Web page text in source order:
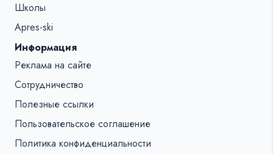
Школы
Apres-ski
Информация
Реклама на сайте
Сотрудничество
Полезные ссылки
Пользовательское соглашение
Политика конфиденциальности